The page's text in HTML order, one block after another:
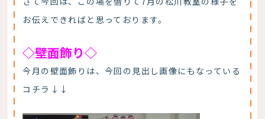
お伝えできればと思っております。
◇壁面飾り◇
今月の壁面飾りは、今回の見出し画像にもなっている
コチラ↓↓